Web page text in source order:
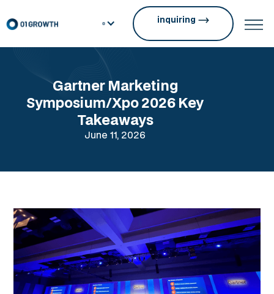
inquiring
Gartner Marketing
Symposium/Xpo 2026 Key
Takeaways
June 11, 2026